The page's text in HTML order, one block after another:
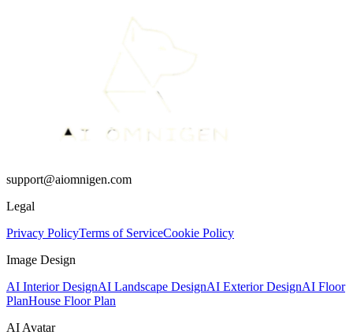
support@aiomnigen.com
Legal
Privacy PolicyTerms of ServiceCookie Policy
Image Design
AI Interior DesignAI Landscape DesignAI Exterior DesignAI Floor
PlanHouse Floor Plan
AI Avatar